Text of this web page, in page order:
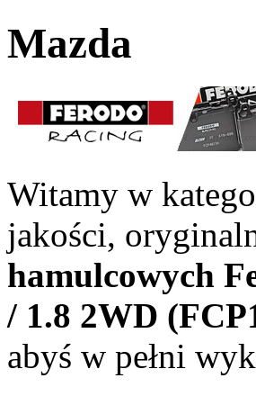
Mazda
Witamy w
jakości,
hamulcowych
/ 1.8 2WD
abyś w pełni